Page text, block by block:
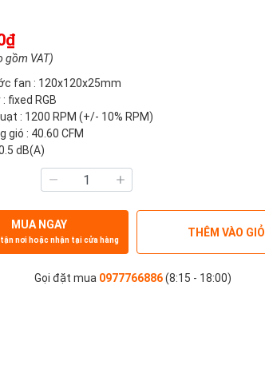
gồm VAT)
fan : 120x120x25mm
fixed RGB
: 1200 RPM (+/- 10% RPM)
gió : 40.60 CFM
dB(A)
MUA NGAY
nơi hoặc nhận tại cửa hàng
THÊM VÀO GIỎ
Gọi đặt mua 0977766886(8:15 - 18:00)